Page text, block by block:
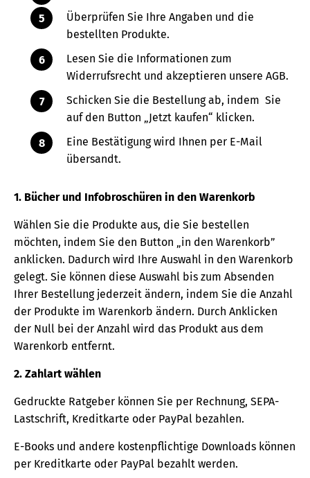
Überprüfen Sie Ihre Angaben und die
bestellten Produkte.
Lesen Sie die Informationen zum
Widerrufsrecht und akzeptieren unsere AGB.
Schicken Sie die Bestellung ab, indem Sie
auf den Button „Jetzt kaufen“ klicken.
Eine Bestätigung wird Ihnen per E-Mail
übersandt.
1. Bücher und Infobroschüren in den Warenkorb
Wählen Sie die Produkte aus, die Sie bestellen
möchten, indem Sie den Button „in den Warenkorb”
anklicken. Dadurch wird Ihre Auswahl in den Warenkorb
gelegt. Sie können diese Auswahl bis zum Absenden
Ihrer Bestellung jederzeit ändern, indem Sie die Anzahl
der Produkte im Warenkorb ändern. Durch Anklicken
der Null bei der Anzahl wird das Produkt aus dem
Warenkorb entfernt.
2. Zahlart wählen
Gedruckte Ratgeber können Sie per Rechnung, SEPA-
Lastschrift, Kreditkarte oder PayPal bezahlen.
E-Books und andere kostenpflichtige Downloads können
per Kreditkarte oder PayPal bezahlt werden.